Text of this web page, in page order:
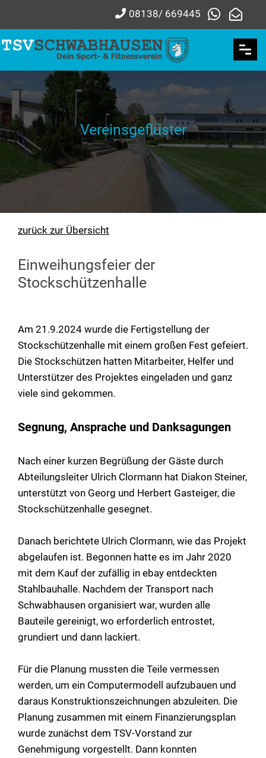
08138/ 669445
Vereinsgeflüster
zurück zur Übersicht
Einweihungsfeier der
Stockschützenhalle
Am 21.9.2024 wurde die Fertigstellung der
Stockschützenhalle mit einem großen Fest gefeiert.
Die Stockschützen hatten Mitarbeiter, Helfer und
Unterstützer des Projektes eingeladen und ganz
viele sind gekommen.
Segnung, Ansprache und Danksagungen
Nach einer kurzen Begrüßung der Gäste durch
Abteilungsleiter Ulrich Clormann hat Diakon Steiner,
unterstützt von Georg und Herbert Gasteiger, die
Stockschützenhalle gesegnet.
Danach berichtete Ulrich Clormann, wie das Projekt
abgelaufen ist. Begonnen hatte es im Jahr 2020
mit dem Kauf der zufällig in ebay entdeckten
Stahlbauhalle. Nachdem der Transport nach
Schwabhausen organisiert war, wurden alle
Bauteile gereinigt, wo erforderlich entrostet,
grundiert und dann lackiert.
Für die Planung mussten die Teile vermessen
werden, um ein Computermodell aufzubauen und
daraus Konstruktionszeichnungen abzuleiten. Die
Planung zusammen mit einem Finanzierungsplan
wurde zunächst dem TSV-Vorstand zur
Genehmigung vorgestellt. Dann konnten